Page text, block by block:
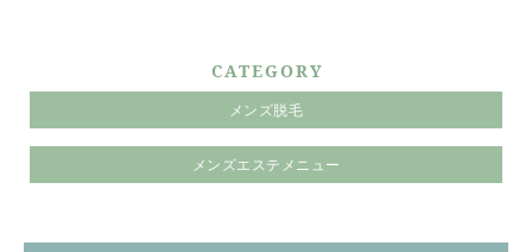
CATEGORY
メンズ脱毛
メンズエステメニュー